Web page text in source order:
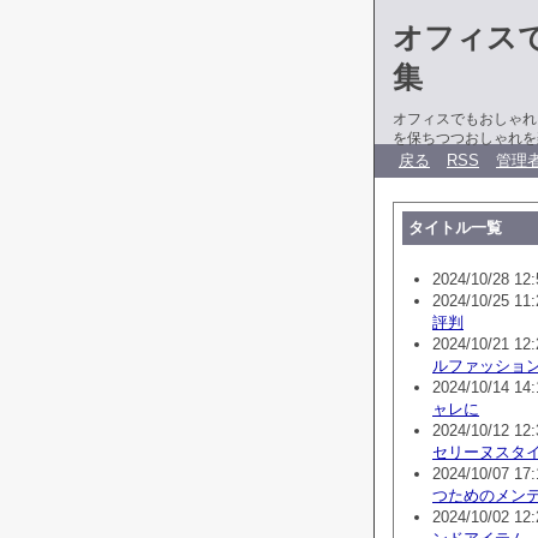
オフィス
集
オフィスでもおしゃ
を保ちつつおしゃれを
戻る RSS 管理
タイトル一覧
2024/10/28
2024/10/25
評判
2024/10/21
ルファッショ
2024/10/14
ャレに
2024/10/12
セリーヌスタ
2024/10/07
つためのメン
2024/10/02